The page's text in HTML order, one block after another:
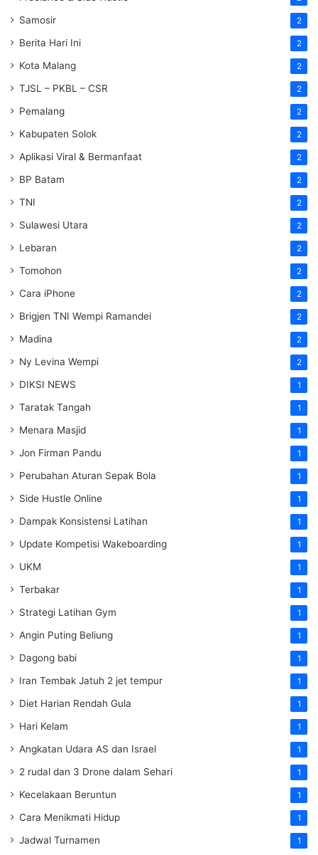
Samosir 2
Berita Hari Ini 2
Kota Malang 2
TJSL – PKBL – CSR 2
Pemalang 2
Kabupaten Solok 2
Aplikasi Viral & Bermanfaat 2
BP Batam 2
TNI 2
Sulawesi Utara 2
Lebaran 2
Tomohon 2
Cara iPhone 2
Brigjen TNI Wempi Ramandei 2
Madina 2
Ny Levina Wempi 2
DIKSI NEWS 1
Taratak Tangah 1
Menara Masjid 1
Jon Firman Pandu 1
Perubahan Aturan Sepak Bola 1
Side Hustle Online 1
Dampak Konsistensi Latihan 1
Update Kompetisi Wakeboarding 1
UKM 1
Terbakar 1
Strategi Latihan Gym 1
Angin Puting Beliung 1
Dagong babi 1
Iran Tembak Jatuh 2 jet tempur 1
Diet Harian Rendah Gula 1
Hari Kelam 1
Angkatan Udara AS dan Israel 1
2 rudal dan 3 Drone dalam Sehari 1
Kecelakaan Beruntun 1
Cara Menikmati Hidup 1
Jadwal Turnamen 1